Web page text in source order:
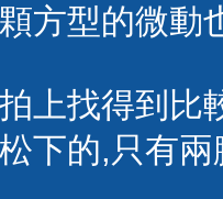
方型的微動
上找得到比
下的,只有兩